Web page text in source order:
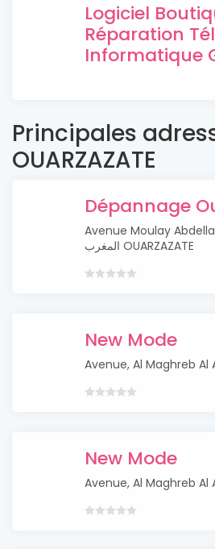
Logiciel
Réparation
Informatique
Principales
OUARZAZATE
Dépannage
Avenue Moulay Abdellah‏ Ouarzazate
المغرب OUARZAZATE
New Mode
Avenue, Al Maghreb Al
New Mode
Avenue, Al Maghreb Al